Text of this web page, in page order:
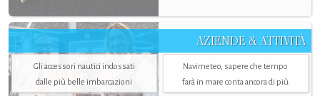
AZIENDE & ATTIVITÀ
Gli accessori nautici indossati
dalle più belle imbarcazioni
Navimeteo, sapere che tempo
farà in mare conta ancora di più